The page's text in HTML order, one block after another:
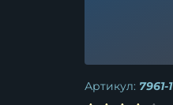
Артикул: 7961-1